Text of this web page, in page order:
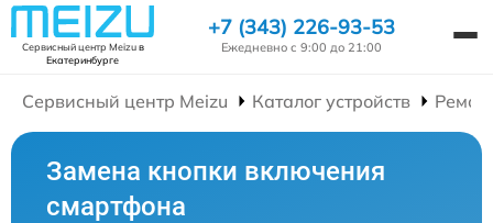
Сервисный центр Meizuв
Екатеринбурге
+7 (343) 226-93-53
Ежедневно с 9:00 до 21:00
Сервисный центр Meizu Каталог устройств
Замена кнопки включения
смартфона